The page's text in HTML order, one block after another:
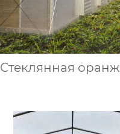
Стеклянная